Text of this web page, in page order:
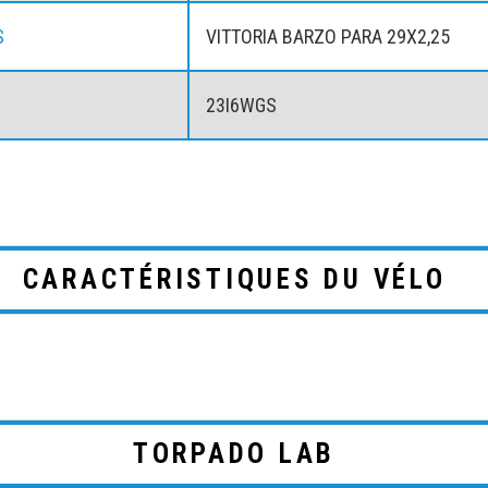
VITTORIA BARZO PARA 29X2,25
23I6WGS
CARACTÉRISTIQUES DU VÉLO
TORPADO LAB